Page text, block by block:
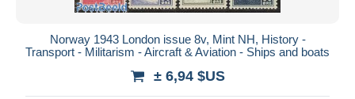
Norway 1943 London issue 8v, Mint NH, History -
Transport - Militarism - Aircraft & Aviation - Ships and boats
± 6,94 $US